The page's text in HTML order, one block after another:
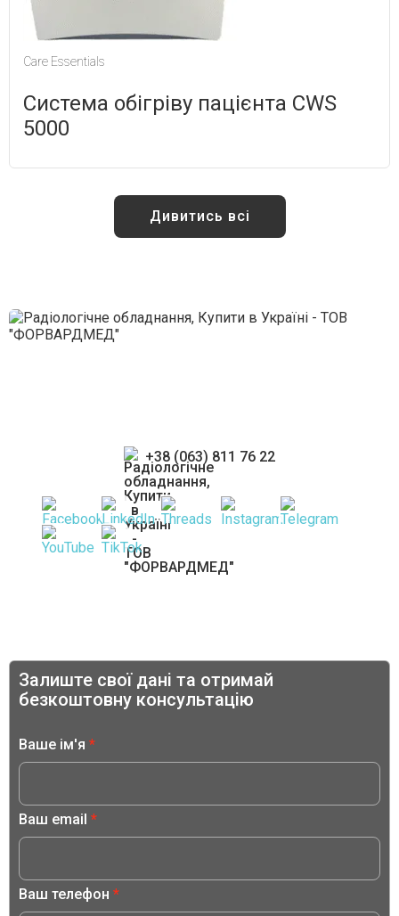
Care Essentials
Система обігріву пацієнта CWS
5000
Дивитись всі
+38 (063) 811 76 22
Залиште свої дані та отримай
безкоштовну консультацію
Ваше ім'я *
Сторінка
Сторінка
Ваш email *
Ваш телефон *